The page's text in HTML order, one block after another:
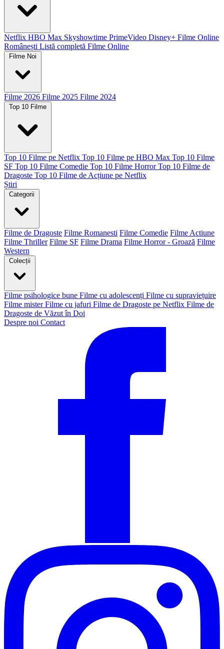
Netflix HBO Max Skyshowtime PrimeVideo Disney+ Filme Online
Românești Listă completă Filme Online
Filme Noi
Filme 2026 Filme 2025 Filme 2024
Top 10 Filme
Top 10 Filme pe Netflix Top 10 Filme pe HBO Max Top 10 Filme
SF Top 10 Filme Comedie Top 10 Filme Horror Top 10 Filme de
Dragoste Top 10 Filme de Acțiune pe Netflix
Știri
Categorii
Filme de Dragoste Filme Romanesti Filme Comedie Filme Actiune
Filme Thriller Filme SF Filme Drama Filme Horror - Groază Filme
Western
Colecții
Filme psihologice bune Filme cu adolescenți Filme cu supraviețuire
Filme mister Filme cu jafuri Filme de Dragoste pe Netflix Filme de
Dragoste de Văzut în Doi
Despre noi Contact